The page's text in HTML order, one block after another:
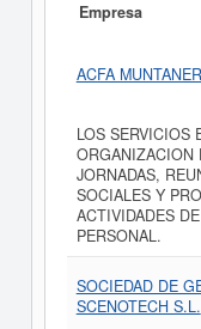
Empresa
ACFA
LOS SERVICIOS
ORGANIZACION
JORNADAS,
SOCIALES Y
ACTIVIDADES
PERSONAL.
SOCIEDAD DE
SCENOTECH S.L.